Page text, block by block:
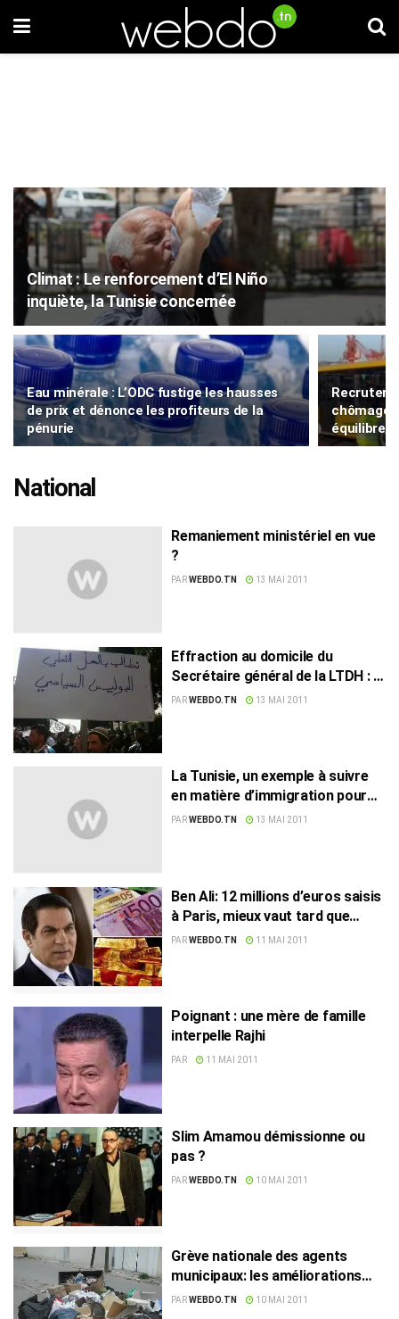
Climat : Le renforcement d’El Niño
inquiète, la Tunisie concernée
Eau minérale : L’ODC fustige les hausses
de prix et dénonce les profiteurs de la
pénurie
chômage
équilibre
National
Remaniement ministériel en vue
?
PARWEBDO.TN 13 MAI 2011
Effraction au domicile du
Secrétaire général de la LTDH : la
police politique soupçonnée
PARWEBDO.TN 13 MAI 2011
La Tunisie, un exemple à suivre
en matière d’immigration pour
les pays européens…
PARWEBDO.TN 13 MAI 2011
Ben Ali: 12 millions d’euros saisis
à Paris, mieux vaut tard que
jamais !
PARWEBDO.TN 11 MAI 2011
Poignant : une mère de famille
interpelle Rajhi
PAR 11 MAI 2011
Slim Amamou démissionne ou
pas ?
PARWEBDO.TN 10 MAI 2011
Grève nationale des agents
municipaux: les améliorations
demandées non satisfaites
PARWEBDO.TN 10 MAI 2011